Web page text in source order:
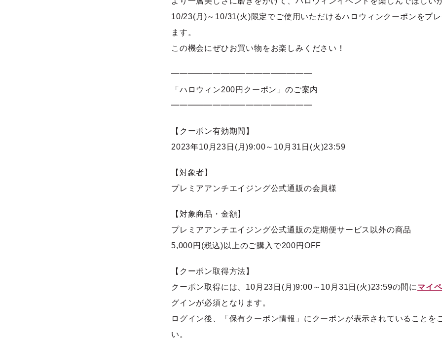
10/23(月)～10/31(火)限定でご使用いただけるハロウィンクーポンをプ
ます。
この機会にぜひお買い物をお楽しみください！
━━━━━━━━━━━━━━━━━
「ハロウィン200円クーポン」のご案内
━━━━━━━━━━━━━━━━━
【クーポン有効期間】
2023年10月23日(月)9:00～10月31日(火)23:59
【対象者】
プレミアアンチエイジング公式通販の会員様
【対象商品・金額】
プレミアアンチエイジング公式通販の定期便サービス以外の商品
5,000円(税込)以上のご購入で200円OFF
【クーポン取得方法】
クーポン取得には、10月23日(月)9:00～10月31日(火)23:59の間に マイ
グインが必須となります。
ログイン後、「保有クーポン情報」にクーポンが表示されていることを
い。